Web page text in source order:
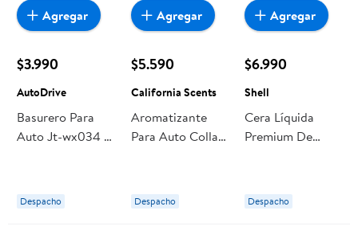
$3.990
AutoDrive
Basurero Para
Auto Jt-wx034 ,1
Despacho
Agregar
$5.590
California Scents
Aromatizante
Para Auto Collar
California Scents
Despacho
Agregar
$6.990
Shell
Cera Líquida
Premium De
Shell
Despacho
Agregar